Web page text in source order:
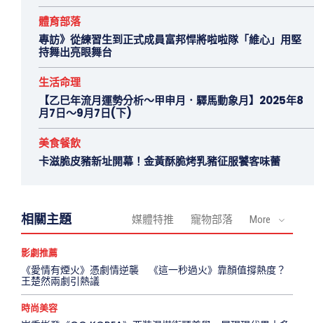
體育部落
專訪》從練習生到正式成員富邦悍將啦啦隊「維心」用堅
持舞出亮眼舞台
生活命理
【乙巳年流月運勢分析～甲申月．驛馬動象月】2025年8
月7日～9月7日(下)
美食餐飲
卡滋脆皮豬新址開幕！金黃酥脆烤乳豬征服饕客味蕾
相關主題 媒體特推 寵物部落 More
影劇推薦
《愛情有煙火》憑劇情逆襲 《這一秒過火》靠顏值撐熱度？
王楚然兩劇引熱議
時尚美容